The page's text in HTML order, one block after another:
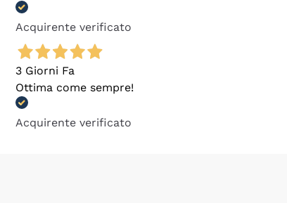
Acquirente verificato
3 Giorni Fa
Ottima come sempre!
Acquirente verificato